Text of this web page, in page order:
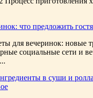
что предложить
для вечеринок: новые
социальные сети и
в суши и